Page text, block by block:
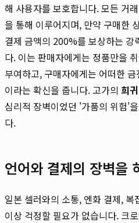
해 사용자를 보호합니다. 모든 거
을 통해 이루어지며, 만약 구매한
결제 금액의 200%를 보상하는 강
다. 이는 판매자에게는 정품만을
부여하고, 구매자에게는 어떠한
이라는 확신을 줍니다. 고가의 희
심리적 장벽이었던 '가품의 위험'
다.
언어와 결제의 장벽을
일본 셀러와의 소통, 엔화 결제,
이상 걱정할 필요가 없습니다. 크